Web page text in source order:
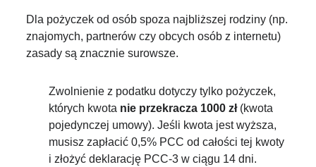
Dla pożyczek od osób spoza najbliższej rodziny (np.
znajomych, partnerów czy obcych osób z internetu)
zasady są znacznie surowsze.
Zwolnienie z podatku dotyczy tylko pożyczek,
których kwota nie przekracza 1000 zł(kwota
pojedynczej umowy). Jeśli kwota jest wyższa,
musisz zapłacić 0,5% PCC od całości tej kwoty
i złożyć deklarację PCC-3 w ciągu 14 dni.